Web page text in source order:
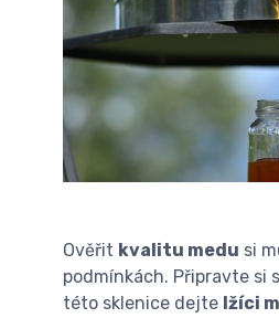
Ověřit kvalitu medu si
podmínkách. Připravte si
této sklenice dejte lžíci